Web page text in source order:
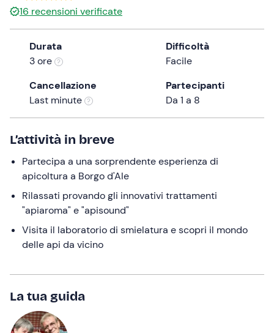
the
question
mark
keyboard
shortcuts
for
changing
dates.
16 recensioni verificate
Durata
3 ore
Difficoltà
Facile
Cancellazione
Last minute
Partecipanti
Da 1 a 8
L’attività in breve
Partecipa a una sorprendente esperienza di
apicoltura a Borgo d'Ale
Rilassati provando gli innovativi trattamenti
"apiaroma" e "apisound"
Visita il laboratorio di smielatura e scopri il mondo
delle api da vicino
La tua guida